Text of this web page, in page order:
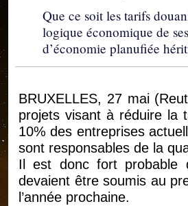
Que ce soit les tarifs
logique économique de
d’économie planufiée
BRUXELLES, 27 mai
projets visant à réduire la
10% des entreprises
sont responsables de la
Il est donc fort probable
devaient être soumis au
l’année prochaine.